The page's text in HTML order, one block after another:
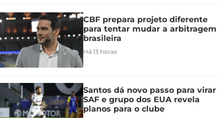
CBF prepara projeto diferente
para tentar mudar a arbitragem
brasileira
Há 13 horas
Santos dá novo passo para virar
SAF e grupo dos EUA revela
planos para o clube